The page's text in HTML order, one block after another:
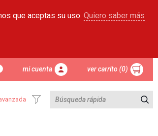
que aceptas su uso. Quiero saber más
mi cuenta ver carrito (0)